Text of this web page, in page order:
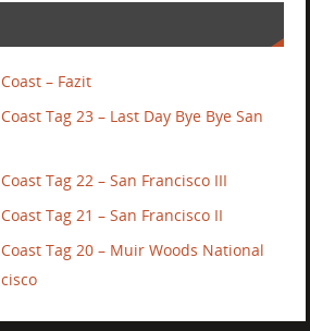
– Fazit
Tag 23 – Last Day Bye Bye San
Tag 22 – San Francisco III
Tag 21 – San Francisco II
Tag 20 – Muir Woods National